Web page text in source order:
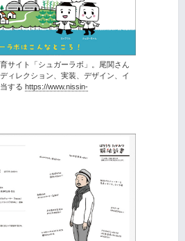
サイト「シュガーラボ」。尾関さん
ィレクション、実装、デザイン、イ
する https://www.nissin-